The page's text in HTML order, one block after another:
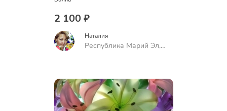
2 100 ₽
Наталия
Республика Марий Эл,